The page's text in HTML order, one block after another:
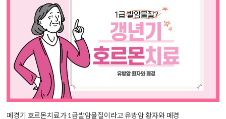
폐경기 호르몬치료가 1급발암물질이라고 유방암 환자와 폐경